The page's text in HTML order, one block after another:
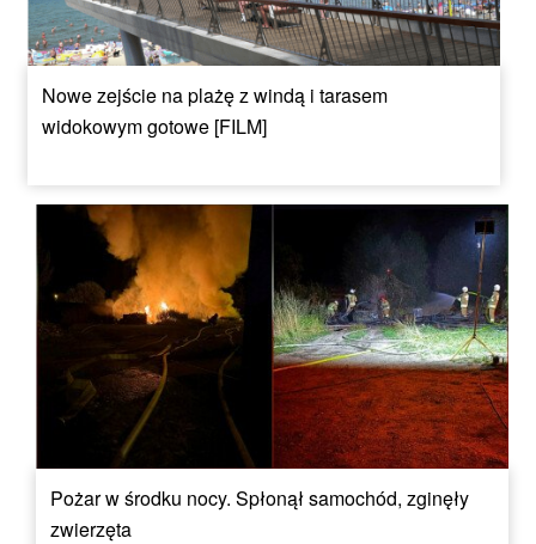
Nowe zejście na plażę z windą i tarasem
widokowym gotowe [FILM]
Pożar w środku nocy. Spłonął samochód, zginęły
zwierzęta